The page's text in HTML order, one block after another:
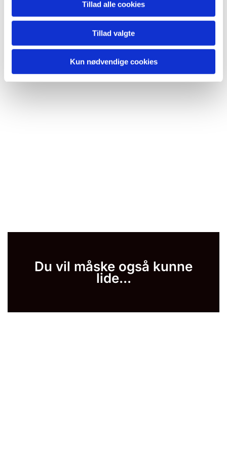
Tillad alle cookies
Tillad valgte
Kun nødvendige cookies
Bedemøder ligger på den første søndag i
måneden.
Du vil måske også kunne
lide...